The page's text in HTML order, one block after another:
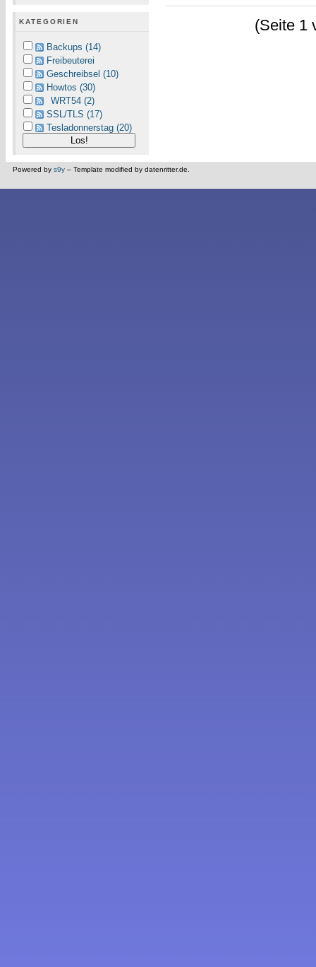
KATEGORIEN
Backups (14)
Freibeuterei
Geschreibsel (10)
Howtos (30)
WRT54 (2)
SSL/TLS (17)
Tesladonnerstag (20)
(Seite 1
Powered by s9y – Template modified by datenritter.de.